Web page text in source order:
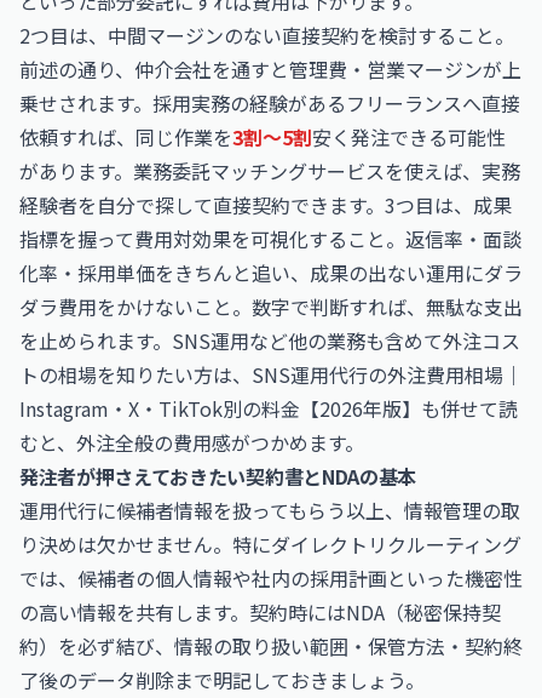
2つ目は、中間マージンのない直接契約を検討すること。
前述の通り、仲介会社を通すと管理費・営業マージンが上
乗せされます。採用実務の経験があるフリーランスへ直接
依頼すれば、同じ作業を3割〜5割安く発注できる可能性
があります。業務委託マッチングサービスを使えば、実務
経験者を自分で探して直接契約できます。3つ目は、成果
指標を握って費用対効果を可視化すること。返信率・面談
化率・採用単価をきちんと追い、成果の出ない運用にダラ
ダラ費用をかけないこと。数字で判断すれば、無駄な支出
を止められます。SNS運用など他の業務も含めて外注コス
トの相場を知りたい方は、 SNS運用代行の外注費用相場｜
Instagram・X・TikTok別の料金【2026年版】 も併せて読
むと、外注全般の費用感がつかめます。
発注者が押さえておきたい契約書とNDAの基本
運用代行に候補者情報を扱ってもらう以上、情報管理の取
り決めは欠かせません。特にダイレクトリクルーティング
では、候補者の個人情報や社内の採用計画といった機密性
の高い情報を共有します。契約時にはNDA（秘密保持契
約）を必ず結び、情報の取り扱い範囲・保管方法・契約終
了後のデータ削除まで明記しておきましょう。